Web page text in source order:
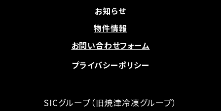
お知らせ
物件情報
お問い合わせフォーム
プライバシーポリシー
SICグループ（旧焼津冷凍グループ）